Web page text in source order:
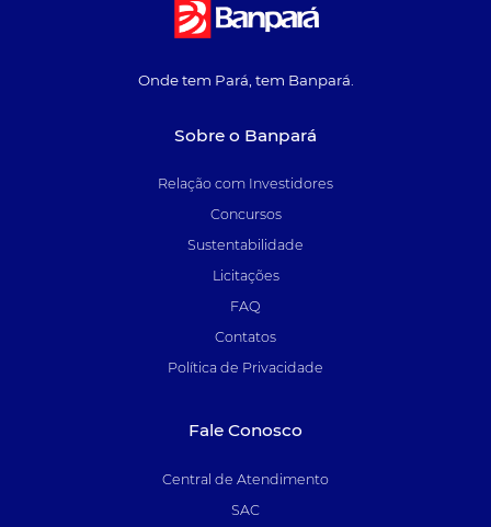
Onde tem Pará, tem Banpará.
Sobre o Banpará
Relação com Investidores
Concursos
Sustentabilidade
Licitações
FAQ
Contatos
Política de Privacidade
Fale Conosco
Central de Atendimento
SAC